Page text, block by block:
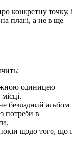
конкретну точку, і
плані, а не в ще
одиницею
безладний альбом.
потреби в
щодо того, що і